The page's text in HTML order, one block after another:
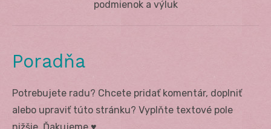
podmienok a výluk
Poradňa
Potrebujete radu? Chcete pridať komentár, doplniť
alebo upraviť túto stránku? Vyplňte textové pole
nižšie. Ďakujeme ♥